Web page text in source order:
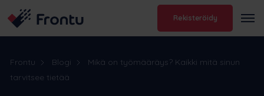
Rekisteröidy
Frontu Blogi
Mikä on työmääräys? Kaikki mitä sinun
tarvitsee tietää